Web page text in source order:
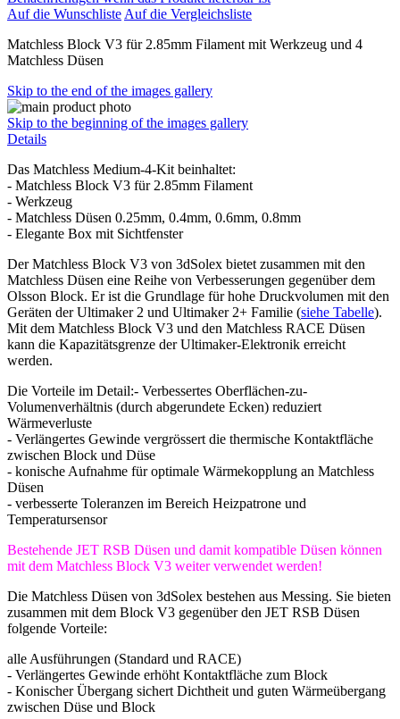
Auf die Wunschliste Auf die Vergleichsliste
Matchless Block V3 für 2.85mm Filament mit Werkzeug und 4
Matchless Düsen
Skip to the end of the images gallery
Skip to the beginning of the images gallery
Details
Das Matchless Medium-4-Kit beinhaltet:
- Matchless Block V3 für 2.85mm Filament
- Werkzeug
- Matchless Düsen 0.25mm, 0.4mm, 0.6mm, 0.8mm
- Elegante Box mit Sichtfenster
Der Matchless Block V3 von 3dSolex bietet zusammen mit den
Matchless Düsen eine Reihe von Verbesserungen gegenüber dem
Olsson Block. Er ist die Grundlage für hohe Druckvolumen mit den
Geräten der Ultimaker 2 und Ultimaker 2+ Familie (siehe Tabelle).
Mit dem Matchless Block V3 und den Matchless RACE Düsen
kann die Kapazitätsgrenze der Ultimaker-Elektronik erreicht
werden.
Die Vorteile im Detail:- Verbessertes Oberflächen-zu-
Volumenverhältnis (durch abgerundete Ecken) reduziert
Wärmeverluste
- Verlängertes Gewinde vergrössert die thermische Kontaktfläche
zwischen Block und Düse
- konische Aufnahme für optimale Wärmekopplung an Matchless
Düsen
- verbesserte Toleranzen im Bereich Heizpatrone und
Temperatursensor
Bestehende JET RSB Düsen und damit kompatible Düsen können
mit dem Matchless Block V3 weiter verwendet werden!
Die Matchless Düsen von 3dSolex bestehen aus Messing. Sie bieten
zusammen mit dem Block V3 gegenüber den JET RSB Düsen
folgende Vorteile:
alle Ausführungen (Standard und RACE)
- Verlängertes Gewinde erhöht Kontaktfläche zum Block
- Konischer Übergang sichert Dichtheit und guten Wärmeübergang
zwischen Düse und Block